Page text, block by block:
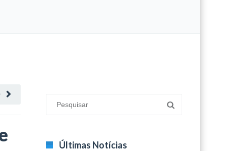
Últimas Notícias